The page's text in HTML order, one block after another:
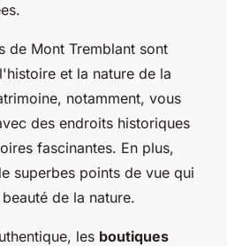
de Mont Tremblant sont
et la nature de la
notamment, vous
des endroits historiques
fascinantes. En plus,
superbes points de vue qui
de la nature.
les boutiques